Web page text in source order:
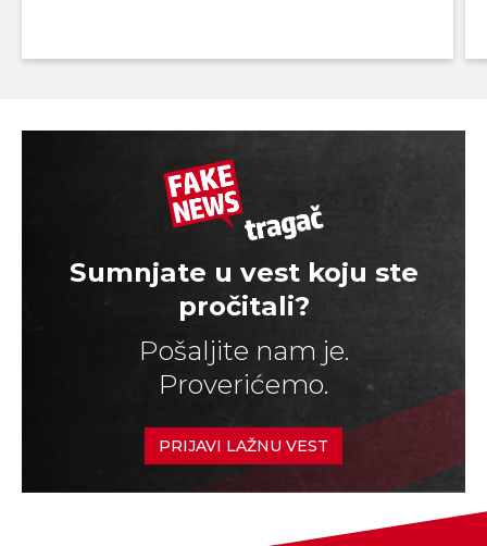
Sumnjate u vest koju ste
pročitali?
Pošaljite nam je.
Proverićemo.
PRIJAVI LAŽNU VEST